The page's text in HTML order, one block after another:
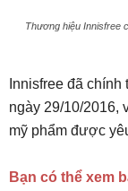
Thương hiệu Innisfree
Innisfree đã
ngày 29/10/2016,
mỹ phẩm được
Bạn có thể xem